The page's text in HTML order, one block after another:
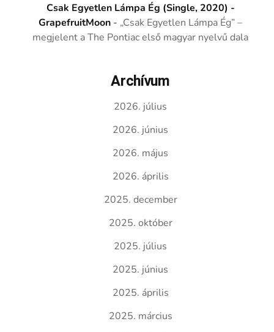
Csak Egyetlen Lámpa Ég (Single, 2020) -
GrapefruitMoon - „Csak Egyetlen Lámpa Ég” –
megjelent a The Pontiac első magyar nyelvű dala
Archívum
2026. július
2026. június
2026. május
2026. április
2025. december
2025. október
2025. július
2025. június
2025. április
2025. március